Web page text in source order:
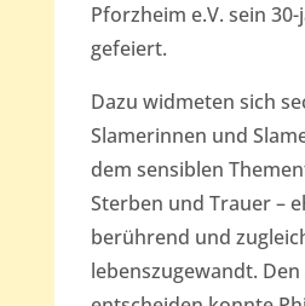
Pforzheim e.V. sein
gefeiert.
Dazu widmeten sich
Slamerinnen und
dem sensiblen
Sterben und Trauer –
berührend und
lebenszugewandt.